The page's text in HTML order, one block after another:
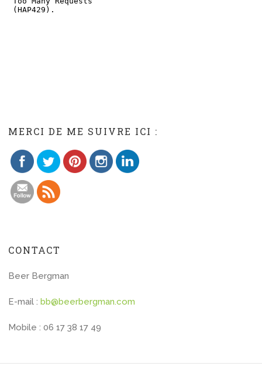
MERCI DE ME SUIVRE ICI :
CONTACT
Beer Bergman
E-mail : bb@beerbergman.com
Mobile : 06 17 38 17 49